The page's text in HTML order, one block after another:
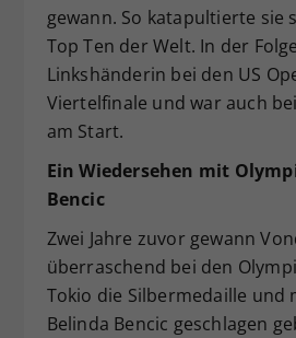
gewann. So katapultierte sie
Top Ten der Welt. In der
Linkshänderin bei den US
Viertelfinale und war auch
am Start.
Ein Wiedersehen mit
Bencic
Zwei Jahre zuvor gewann
überraschend bei den
Tokio die Silbermedaille und
Belinda Bencic geschlagen